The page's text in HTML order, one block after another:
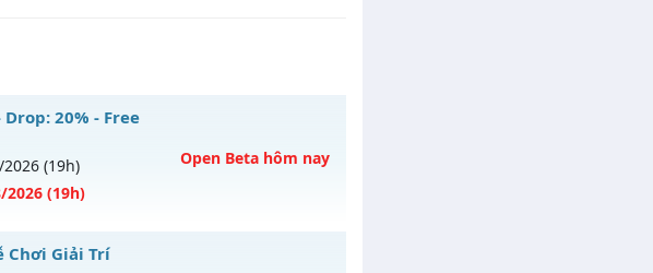
Drop: 20% - Free
/2026 (19h)
/2026 (19h)
Open Beta hôm nay
Vụt Luôn AE
Chơi Giải Trí